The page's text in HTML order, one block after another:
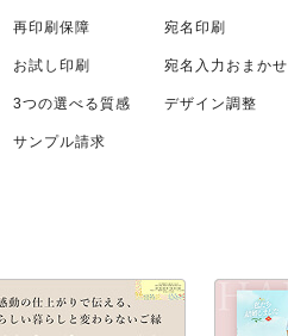
再印刷保障 宛名印刷
お試し印刷 宛名入力おまかせ
3つの選べる質感 デザイン調整
サンプル請求